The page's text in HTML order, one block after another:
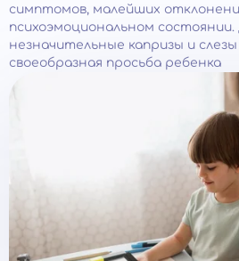
симптомов, малейших
психоэмоциональном
незначительные капризы и
своеобразная просьба ребенка